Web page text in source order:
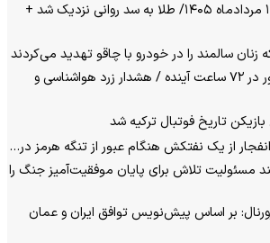
قیمت طلا امروز ۱۵ مردادماه ۱۴۰۵/ طلا به سد روانی نزدیک شد +
زنان سالمند را در خودرو با چاقو تهدید می‌کردند
وضعیت جوی کشور در ۷۲ ساعت آینده / هشدار زرد هواشناسی و
تاریخ فوتبال ترکیه شد
از یک نفتکش هنگام عبور از تنگه هرمز در…
مسئولیت تلاش برای پایان موفقیت‌آمیز جنگ را
بر اساس پیش‌نویس توافق ایران و عمان